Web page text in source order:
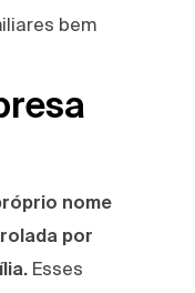
bem
nome
por
Esses